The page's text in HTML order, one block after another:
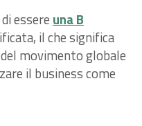
essere una B
il che significa
movimento globale
il business come